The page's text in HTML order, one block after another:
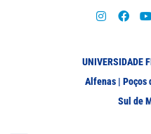
UNIVERSIDADE
Alfenas | Poços
Sul de